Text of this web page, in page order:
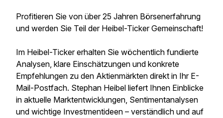
Profitieren Sie von über 25 Jahren Börsenerfahrung
und werden Sie Teil der Heibel-Ticker Gemeinschaft!
Im Heibel-Ticker erhalten Sie wöchentlich fundierte
Analysen, klare Einschätzungen und konkrete
Empfehlungen zu den Aktienmärkten direkt in Ihr E-
Mail-Postfach. Stephan Heibel liefert Ihnen Einblicke
in aktuelle Marktentwicklungen, Sentimentanalysen
und wichtige Investmentideen – verständlich und auf